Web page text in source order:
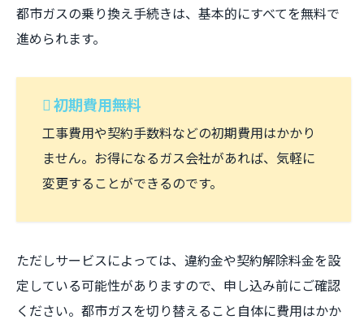
都市ガスの乗り換え手続きは、基本的にすべてを無料で
進められます。
初期費用無料
工事費用や契約手数料などの初期費用はかかり
ません。お得になるガス会社があれば、気軽に
変更することができるのです。
ただしサービスによっては、違約金や契約解除料金を設
定している可能性がありますので、申し込み前にご確認
ください。都市ガスを切り替えること自体に費用はかか